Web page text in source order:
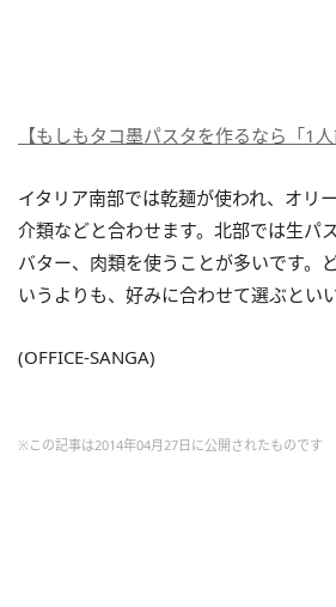
【もしもタコ墨パスタを作るなら「1
イタリア南部では乾麺が使われ、オリ
介類などと合わせます。北部では生パ
バター、肉類を使うことが多いです。
いうよりも、好みに合わせて選ぶとい
(OFFICE-SANGA)
※この記事は2014年04月27日に公開されたものです